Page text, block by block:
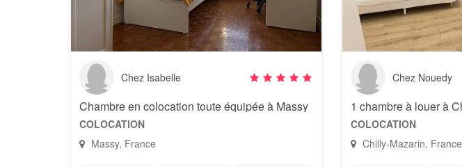
Chez Isabelle
Chambre en colocation toute équipée à Massy
COLOCATION
Massy, France
Chez Nouedy
COLOCATION
Chilly-Mazarin, France